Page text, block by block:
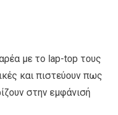
με το lap-top τους
και πιστεύουν πως
στην εμφάνισή